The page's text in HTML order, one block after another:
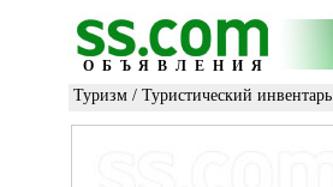
ОБЪЯВЛЕНИЯ
Туризм / Туристический инвентарь